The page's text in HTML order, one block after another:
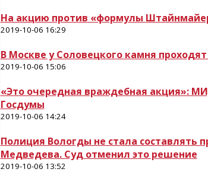
На акцию против «формулы
2019-10-06 16:29
В Москве у Соловецкого камня
2019-10-06 15:06
«Это очередная враждебная акция»:
Госдумы
2019-10-06 14:24
Полиция Вологды не стала составлять
Медведева. Суд отменил это решение
2019-10-06 13:52